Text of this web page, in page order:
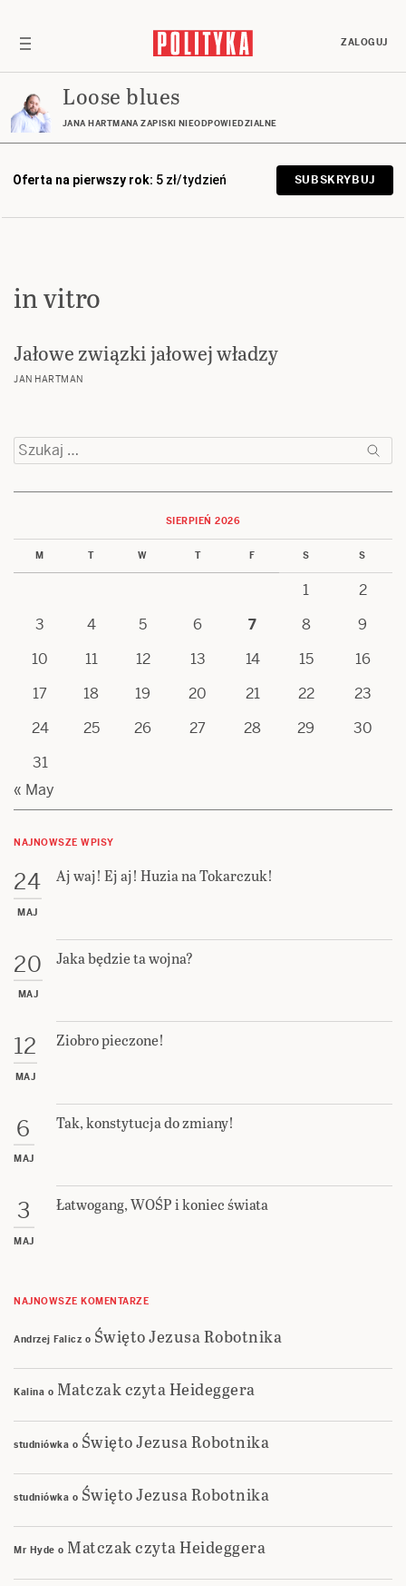
ZALOGUJ
Loose blues
JANA HARTMANA ZAPISKI NIEODPOWIEDZIALNE
Oferta na pierwszy rok: 5 zł/tydzień SUBSKRYBUJ
in vitro
Jałowe związki jałowej władzy
JAN HARTMAN
Szukaj:
SIERPIEŃ 2026
M T W T F S S
1
2
3
4 5 6 7 8
9
10
11 12 13 14 15
16
17
18 19 20 21 22
23
24
25 26 27 28 29
30
31
« May
NAJNOWSZE WPISY
24
MAJ
Aj waj! Ej aj! Huzia na Tokarczuk!
20
MAJ
Jaka będzie ta wojna?
12
MAJ
Ziobro pieczone!
6
MAJ
Tak, konstytucja do zmiany!
3
MAJ
Łatwogang, WOŚP i koniec świata
NAJNOWSZE KOMENTARZE
Andrzej Falicz o Święto Jezusa Robotnika
Kalina o Matczak czyta Heideggera
studniówka o Święto Jezusa Robotnika
studniówka o Święto Jezusa Robotnika
Mr Hyde o Matczak czyta Heideggera